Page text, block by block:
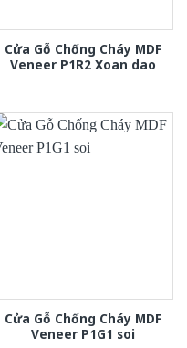
Cửa Gỗ Chống Cháy MDF
Veneer P1R2 Xoan dao
Cửa Gỗ Chống Cháy MDF
Veneer P1G1 soi